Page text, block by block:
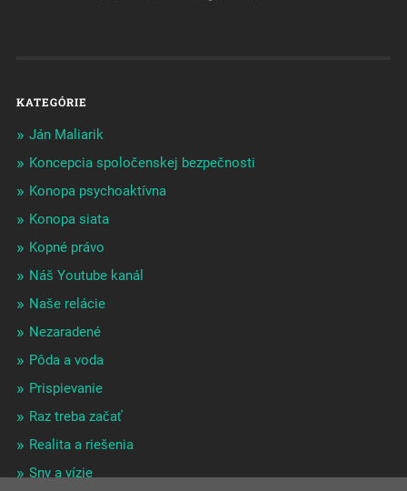
KATEGÓRIE
Ján Maliarik
Koncepcia spoločenskej bezpečnosti
Konopa psychoaktívna
Konopa siata
Kopné právo
Náš Youtube kanál
Naše relácie
Nezaradené
Pôda a voda
Prispievanie
Raz treba začať
Realita a riešenia
Sny a vízie